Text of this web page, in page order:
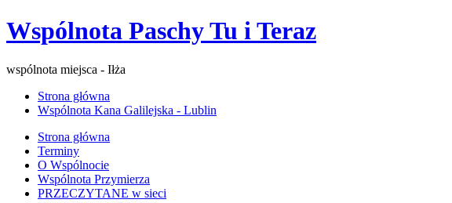
Wspólnota Paschy Tu i Teraz
wspólnota miejsca - Iłża
Strona główna
Wspólnota Kana Galilejska - Lublin
Strona główna
Terminy
O Wspólnocie
Wspólnota Przymierza
PRZECZYTANE w sieci